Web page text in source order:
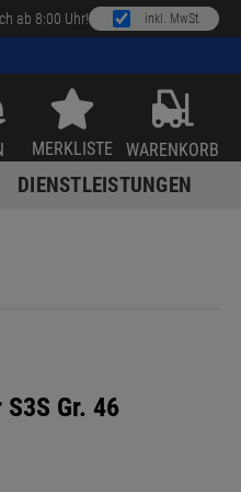
ab 8:00 Uhr! inkl. MwSt.
MERKLISTE WARENKORB
DIENSTLEISTUNGEN
Gr. 46